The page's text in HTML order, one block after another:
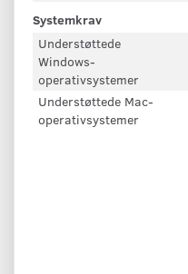
Systemkrav
Understøttede
Windows-
operativsystemer
Understøttede Mac-
operativsystemer